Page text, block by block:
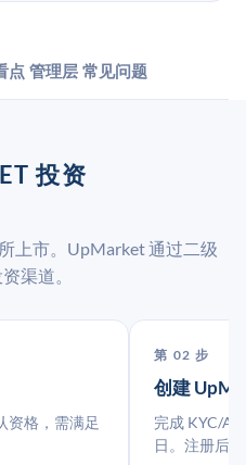
点 管理层 常见问题
投资
上市。UpMarket 通过二级
渠道。
资格，需满足
第 02 步
创建
完成 KYC/
日。注册后